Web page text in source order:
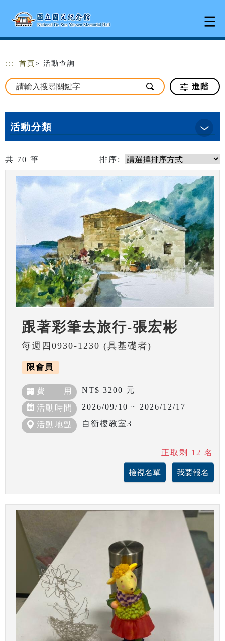
::: 首頁 > 活動查詢
進階
活動分類
共 70 筆 排序:
跟著彩筆去旅行-張宏彬
每週四0930-1230 (具基礎者)
限會員
費 用 NT$ 3200 元
活動時間 2026/09/10 ~ 2026/12/17
活動地點 自衡樓教室3
正取剩 12 名